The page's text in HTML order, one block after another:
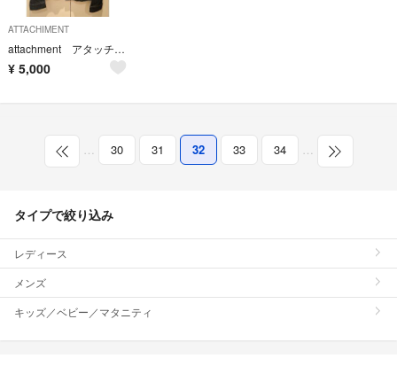
ATTACHIMENT
attachment アタッチメント デニムジャケット
¥ 5,000
… 30 31 32 33 34 …
タイプで絞り込み
レディース
メンズ
キッズ／ベビー／マタニティ